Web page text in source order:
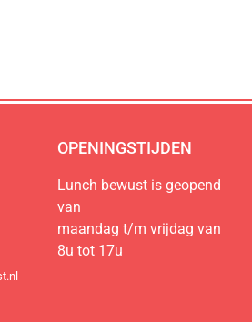
Bestel nu
Bestel nu
Bestel nu
OPENINGSTIJDEN
Lunch bewust is geopend
van
maandag t/m vrijdag van
8u tot 17u